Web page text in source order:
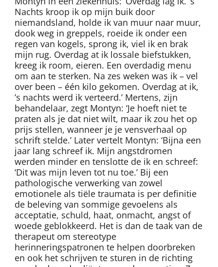
Nachts kroop ik op mijn buik door
niemandsland, holde ik van muur naar muur,
dook weg in greppels, roeide ik onder een
regen van kogels, sprong ik, viel ik en brak
mijn rug. Overdag at ik lossale biefstukken,
kreeg ik room, eieren. Een overdadig menu
om aan te sterken. Na zes weken was ik – vel
over been – één kilo gekomen. Overdag at ik,
’s nachts werd ik verteerd.’ Mertens, zijn
behandelaar, zegt Montyn: ‘Je hoeft niet te
praten als je dat niet wilt, maar ik zou het op
prijs stellen, wanneer je je vensverhaal op
schrift stelde.’ Later vertelt Montyn: ‘Bijna een
jaar lang schreef ik. Mijn angstdromen
werden minder en tenslotte de ik en schreef:
‘Dit was mijn leven tot nu toe.’ Bij een
pathologische verwerking van zowel
emotionele als tiële traumata is per definitie
de beleving van sommige gevoelens als
acceptatie, schuld, haat, onmacht, angst of
woede geblokkeerd. Het is dan de taak van de
therapeut om stereotype
herinneringspatronen te helpen doorbreken
en ook het schrijven te sturen in de richting